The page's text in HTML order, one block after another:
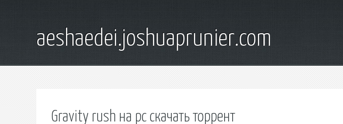
aeshaedei.joshuaprunier.com
Gravity rush на pc скачать торрент